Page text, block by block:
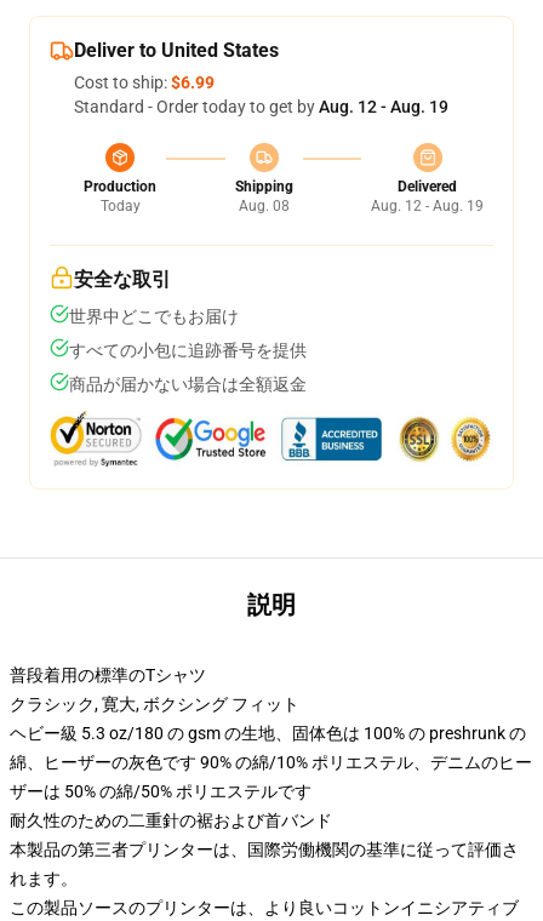
Deliver to United States
Cost to ship:$6.99
Standard - Order today to get byAug. 12 - Aug. 19
Production
Today
Shipping
Aug. 08
Delivered
Aug. 12 - Aug. 19
安全な取引
世界中どこでもお届け
すべての小包に追跡番号を提供
商品が届かない場合は全額返金
説明
普段着用の標準のTシャツ
クラシック, 寛大, ボクシング フィット
ヘビー級 5.3 oz/180 の gsm の生地、固体色は 100% の preshrunk の
綿、ヒーザーの灰色です 90% の綿/10% ポリエステル、デニムのヒー
ザーは 50% の綿/50% ポリエステルです
耐久性のための二重針の裾および首バンド
本製品の第三者プリンターは、国際労働機関の基準に従って評価さ
れます。
この製品ソースのプリンターは、より良いコットンイニシアティブ